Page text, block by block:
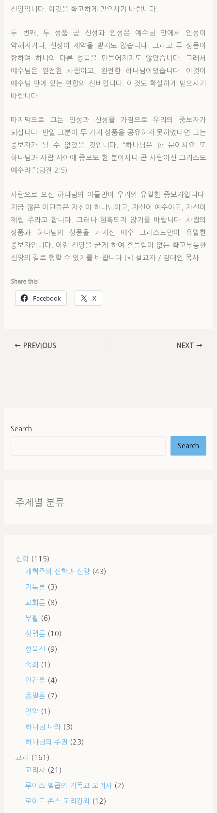
신앙입니다. 이것을 확고하게 믿으시기 바랍니다.
두 번째, 두 성품 곧 신성과 인성은 예수님 안에서 인성이
약해지거나, 신성이 제약을 받지도 않습니다. 그리고 두 성품이
합하여 하나의 다른 성품을 만들어지지도 않았습니다. 그래서
예수님은 완전한 사람이고, 완전한 하나님이었습니다. 이것이
예수님 안에 있는 연합의 신비입니다. 이것도 확실하게 믿으시기
바랍니다.
마지막으로 그는 인성과 신성을 가짐으로 우리의 중보자가
되십니다. 만일 그분이 두 가지 성품을 공유하지 못하였다면 그는
중보자가 될 수 없었을 것입니다. “하나님은 한 분이시요 또
하나님과 사람 사이에 중보도 한 분이시니 곧 사람이신 그리스도
예수라.”(딤전 2:5)
사람으로 오신 하나님의 아들만이 우리의 유일한 중보자입니다.
지금 많은 이단들은 자신이 하나님이고, 자신이 예수이고, 자신이
재림 주라고 합니다. 그러나 현혹되지 않기를 바랍니다. 사람의
성품과 하나님의 성품을 가지신 예수 그리스도만이 유일한
중보자입니다. 이런 신앙을 굳게 하여 흔들림이 없는 확고부동한
신앙의 길로 행할 수 있기를 바랍니다.(*) 설교자 / 김대인 목사
Share this:
Facebook X
PREVIOUS NEXT
Search
Search
주제별 분류
신학 (115)
개혁주의 신학과 신앙 (43)
기독론 (3)
교회론 (8)
부활 (6)
성령론 (10)
성육신 (9)
속죄 (1)
인간론 (4)
종말론 (7)
언약 (1)
하나님 나라 (3)
하나님의 주권 (23)
교리
(161)
교리사 (21)
루이스 뻘콥의 기독교 교리사 (2)
로이드 존스 교리강좌 (12)